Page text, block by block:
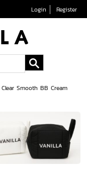
Login Register
Smooth BB Cream